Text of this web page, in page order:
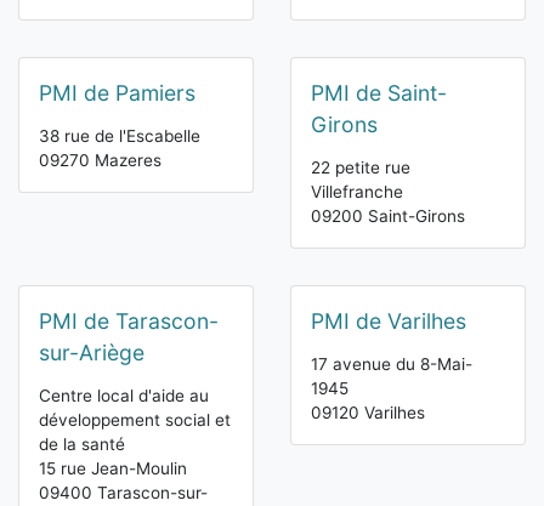
PMI de Pamiers
38 rue de l'Escabelle
09270 Mazeres
PMI de Saint-
Girons
22 petite rue
Villefranche
09200 Saint-Girons
PMI de Tarascon-
sur-Ariège
Centre local d'aide au
développement social et
de la santé
15 rue Jean-Moulin
09400 Tarascon-sur-
PMI de Varilhes
17 avenue du 8-Mai-
1945
09120 Varilhes